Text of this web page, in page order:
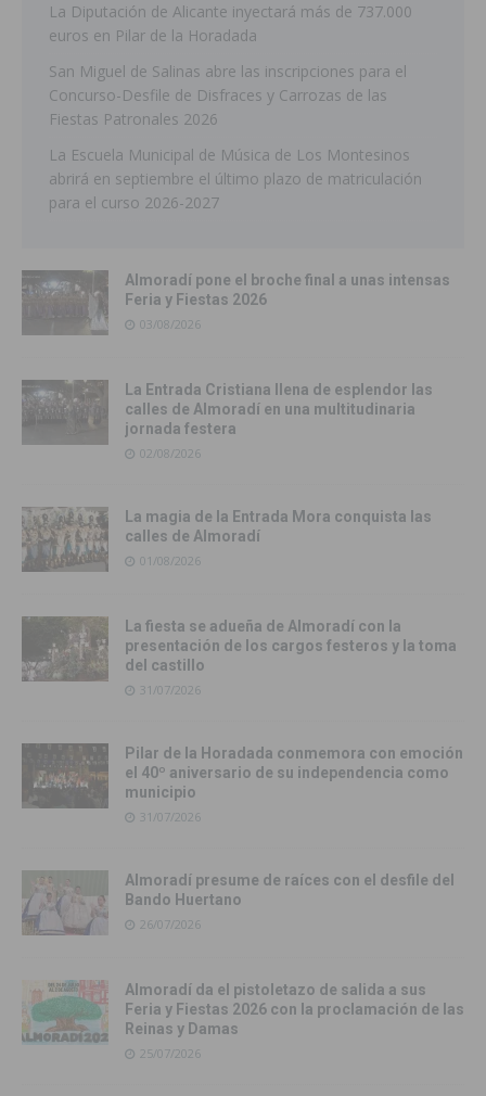
La Diputación de Alicante inyectará más de 737.000
euros en Pilar de la Horadada
San Miguel de Salinas abre las inscripciones para el
Concurso-Desfile de Disfraces y Carrozas de las
Fiestas Patronales 2026
La Escuela Municipal de Música de Los Montesinos
abrirá en septiembre el último plazo de matriculación
para el curso 2026-2027
Almoradí pone el broche final a unas intensas
Feria y Fiestas 2026
03/08/2026
La Entrada Cristiana llena de esplendor las
calles de Almoradí en una multitudinaria
jornada festera
02/08/2026
La magia de la Entrada Mora conquista las
calles de Almoradí
01/08/2026
La fiesta se adueña de Almoradí con la
presentación de los cargos festeros y la toma
del castillo
31/07/2026
Pilar de la Horadada conmemora con emoción
el 40º aniversario de su independencia como
municipio
31/07/2026
Almoradí presume de raíces con el desfile del
Bando Huertano
26/07/2026
Almoradí da el pistoletazo de salida a sus
Feria y Fiestas 2026 con la proclamación de las
Reinas y Damas
25/07/2026